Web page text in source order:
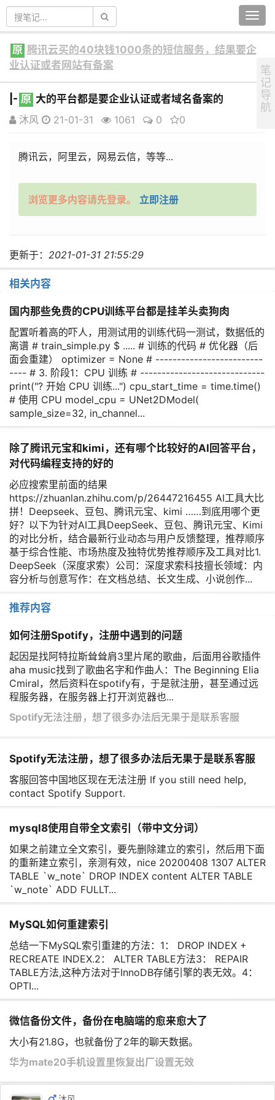
原 腾讯云买的40块钱1000条的短信服务，结果要企
业认证或者网站有备案
|- 原 大的平台都是要企业认证或者域名备案的
沐风
21-01-31 1061 0 0
腾讯云，阿里云，网易云信，等等...
浏览更多内容请先登录。 立即注册
更新于： 2021-01-31 21:55:29
相关内容
国内那些免费的CPU训练平台都是挂羊头卖狗肉
配置听着高的吓人，用测试用的训练代码一测试，数据低的
离谱 # train_simple.py $ ..... # 训练的代码 # 优化器（后
面会重建） optimizer = None # -------------------------
---- # 3. 阶段1：CPU 训练 # -----------------------------
print("? 开始 CPU 训练...") cpu_start_time = time.time()
# 使用 CPU model_cpu = UNet2DModel(
sample_size=32, in_channel...
除了腾讯元宝和kimi，还有哪个比较好的AI回答平台，
对代码编程支持的好的
必应搜索里前面的结果
https://zhuanlan.zhihu.com/p/26447216455 AI工具大比
拼！Deepseek、豆包、腾讯元宝、kimi ……到底用哪个更
好？以下为针对AI工具DeepSeek、豆包、腾讯元宝、Kimi
的对比分析，结合最新行业动态与用户反馈整理，推荐顺序
基于综合性能、市场热度及独特优势推荐顺序及工具对比1.
DeepSeek（深度求索）公司：深度求索科技擅长领域：内
容分析与创意写作：在文档总结、长文生成、小说创作...
推荐内容
如何注册Spotify，注册中遇到的问题
起因是找阿特拉斯耸耸肩3里片尾的歌曲，后面用谷歌插件
aha music找到了歌曲名字和作曲人：The Beginning Elia
Cmiral，然后资料在spotify有，于是就注册，甚至通过远
程服务器，在服务器上打开浏览器也...
Spotify无法注册，想了很多办法后无果于是联系客服
Spotify无法注册，想了很多办法后无果于是联系客服
客服回答中国地区现在无法注册 If you still need help,
contact Spotify Support.
mysql8使用自带全文索引（带中文分词）
如果之前建立全文索引，要先删除建立的索引，然后用下面
的重新建立索引，亲测有效，nice 20200408 1307 ALTER
TABLE `w_note` DROP INDEX content ALTER TABLE
`w_note` ADD FULLT...
MySQL如何重建索引
总结一下MySQL索引重建的方法：1： DROP INDEX +
RECREATE INDEX.2： ALTER TABLE方法3： REPAIR
TABLE方法,这种方法对于InnoDB存储引擎的表无效。4：
OPTI...
微信备份文件，备份在电脑端的愈来愈大了
大小有21.8G，也就备份了2年的聊天数据。
华为mate20手机设置里恢复出厂设置无效
笔
记
导
航